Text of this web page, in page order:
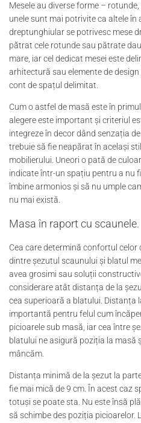
Mesele au diverse forme –
unele sunt mai potrivite ca altele
dreptunghiular se potrivesc mese
pătrat cele rotunde sau pătrate
mare, iar cel dedicat mesei este
arhitectură sau elemente de
cont de spațul delimitat.
Cum o astfel de masă este în
alegere este important și criteriul
integreze în decor dând senzația
trebuie să fie neapărat în același
mobilierului. Uneori o pată de
indicate într-un spațiu pentru a nu
îmbine armonios și să nu umple
nu mai există.
Masa în raport cu scaunele.
Cea care determină confortul
dintre șezutul scaunului și blatul
avea grosimi sau soluții
considerare atât distanța de la
cea superioară a blatului. Distanța
importantă pentru felul cum
picioarele sub masă, iar cea între
blatului ne asigură poziția la masă
mâncăm.
Distanța minimă de la șezut la
fie mai mică de 9 cm. În acest caz
totuși se poate sta. Nu este însă
să schimbe des poziția picioarelor.